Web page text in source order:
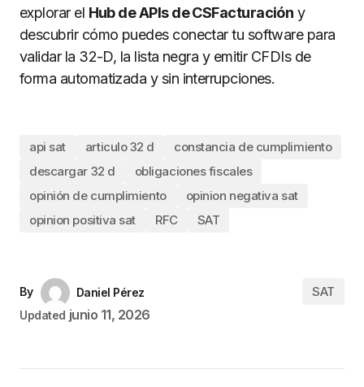
explorar el Hub de APIs de CSFacturación y
descubrir cómo puedes conectar tu software para
validar la 32-D, la lista negra y emitir CFDIs de
forma automatizada y sin interrupciones.
api sat articulo 32 d
constancia de cumplimiento
descargar 32 d
obligaciones fiscales
opinión de cumplimiento
opinion negativa sat
opinion positiva sat
RFC SAT
By
Daniel Pérez
Updated junio 11, 2026
SAT